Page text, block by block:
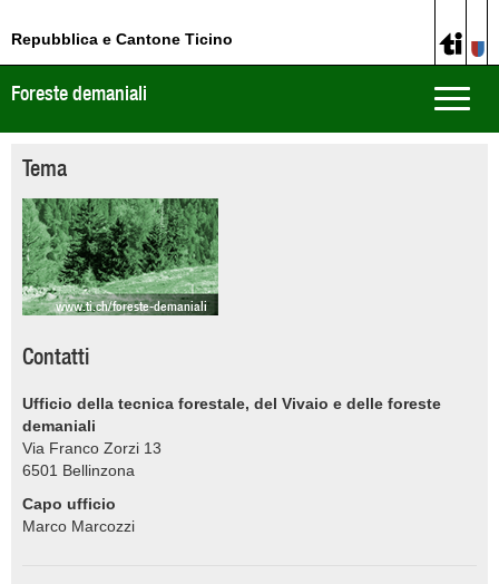
Repubblica e Cantone Ticino
Toggle
Foreste demaniali
Tema
www.ti.ch/foreste-demaniali
Contatti
Ufficio della tecnica forestale, del Vivaio e delle foreste
demaniali
Via Franco Zorzi 13
6501 Bellinzona
Capo ufficio
Marco Marcozzi